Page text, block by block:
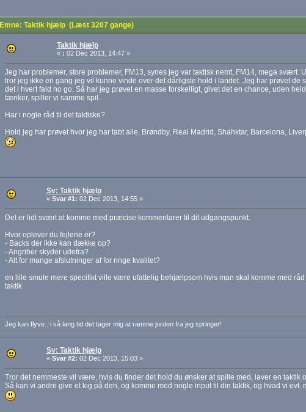
Emne: Taktik hjælp (Læst 3207 gange)
Taktik hjælp
« : 02 Dec 2013, 14:47 »
Jeg har problemer, store problemer, FM13, synes jeg var taktisk nemt, FM14, mega svært.
tror jeg ikke en gang jeg vil kunne vinde over det dårligste hold i landet. Jeg har prøvet de
det i hvert fald no go. Så har jeg prøvet en masse forskelligt, givet det en chance, uden
tænker, spiller vi samme spil..
Har i nogle råd til det taktiske?
Hold jeg har prøvet hvor jeg har tabt alle, Brøndby, Real Madrid, Shahktar, Barcelona,
Sv: Taktik hjælp
« Svar #1: 02 Dec 2013, 14:55 »
Det er lidt svært at komme med præcise kommentarer til dit udgangspunkt.
Hvor oplever du fejlene er?
- Backs der ikke kan dække op?
- Angriber skyder udefra?
- Alt for mange afslutninger af for ringe kvalitet?
en lille smule mere specifikt ville være ufattelig behjælpsom hvis man skal komme med
taktik
Jeg kan flyve.. i så lang tid det tager mig at ramme jorden fra jeg springer!
Sv: Taktik hjælp
« Svar #2: 02 Dec 2013, 15:03 »
Tror det nemmeste vil være, hvis du finder det hold du ønsker at spille med, laver en taktik
Så kan vi andre give et kig på den, og komme med nogle input til din taktik, og hvad vi